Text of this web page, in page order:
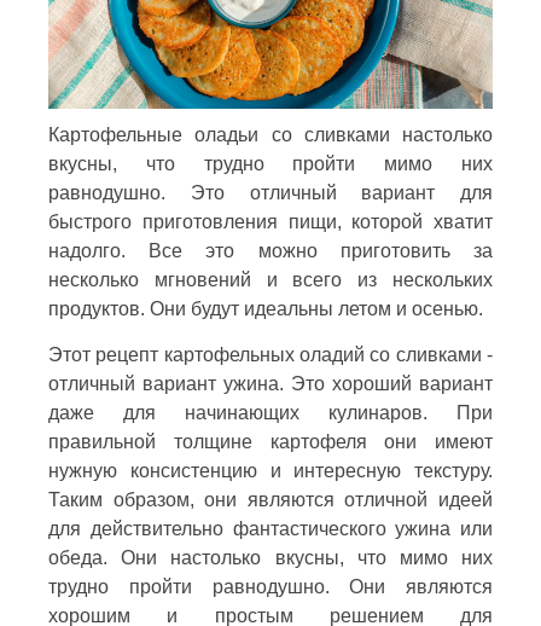
Картофельные оладьи со сливками настолько
вкусны, что трудно пройти мимо них
равнодушно. Это отличный вариант для
быстрого приготовления пищи, которой хватит
надолго. Все это можно приготовить за
несколько мгновений и всего из нескольких
продуктов. Они будут идеальны летом и осенью.
Этот рецепт картофельных оладий со сливками -
отличный вариант ужина. Это хороший вариант
даже для начинающих кулинаров. При
правильной толщине картофеля они имеют
нужную консистенцию и интересную текстуру.
Таким образом, они являются отличной идеей
для действительно фантастического ужина или
обеда. Они настолько вкусны, что мимо них
трудно пройти равнодушно. Они являются
хорошим и простым решением для